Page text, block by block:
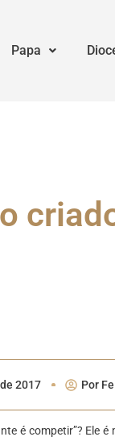
Papa
2017 Por
é competir”? Ele